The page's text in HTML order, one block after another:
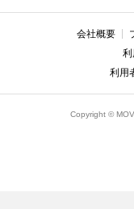
会社概要
利
利用
Copyright ©